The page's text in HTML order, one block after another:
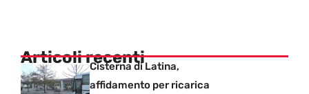
Articoli recenti
Cisterna di Latina,
affidamento per ricarica